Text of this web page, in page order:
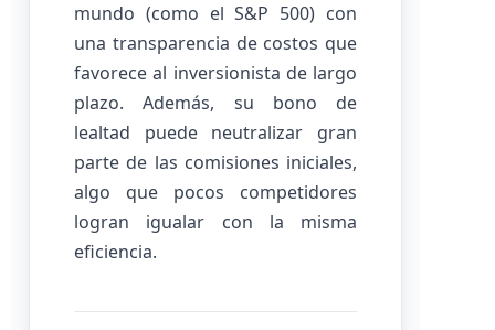
mundo (como el S&P 500) con
una transparencia de costos que
favorece al inversionista de largo
plazo. Además, su bono de
lealtad puede neutralizar gran
parte de las comisiones iniciales,
algo que pocos competidores
logran igualar con la misma
eficiencia.